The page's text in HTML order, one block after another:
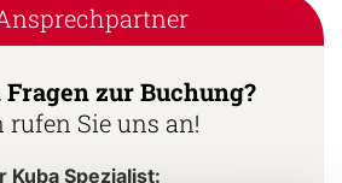
Fragen zur Buchung?
rufen Sie uns an!
Kuba Spezialist: